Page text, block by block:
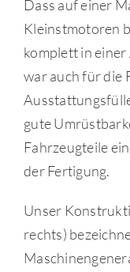
Dass auf einer
Kleinstmotoren
komplett in
war auch für die
gute
Fahrzeugteile
der Fertigung.
Unser
rechts)